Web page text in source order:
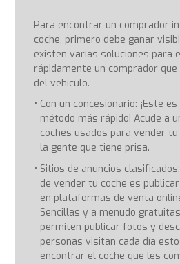
Para encontrar un comprador
coche, primero debe ganar
existen varias soluciones para
rápidamente un comprador
del vehículo.
Con un concesionario: ¡Este
método más rápido! Acude a
coches usados para vender
la gente que tiene prisa.
Sitios de anuncios
de vender tu coche es
en plataformas de venta
Sencillas y a menudo
permiten publicar fotos y
personas visitan cada día
encontrar el coche que les